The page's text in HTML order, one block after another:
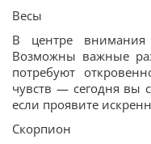
Весы
В центре внимания
Возможны важные
потребуют
чувств — сегодня вы
если проявите
Скорпион